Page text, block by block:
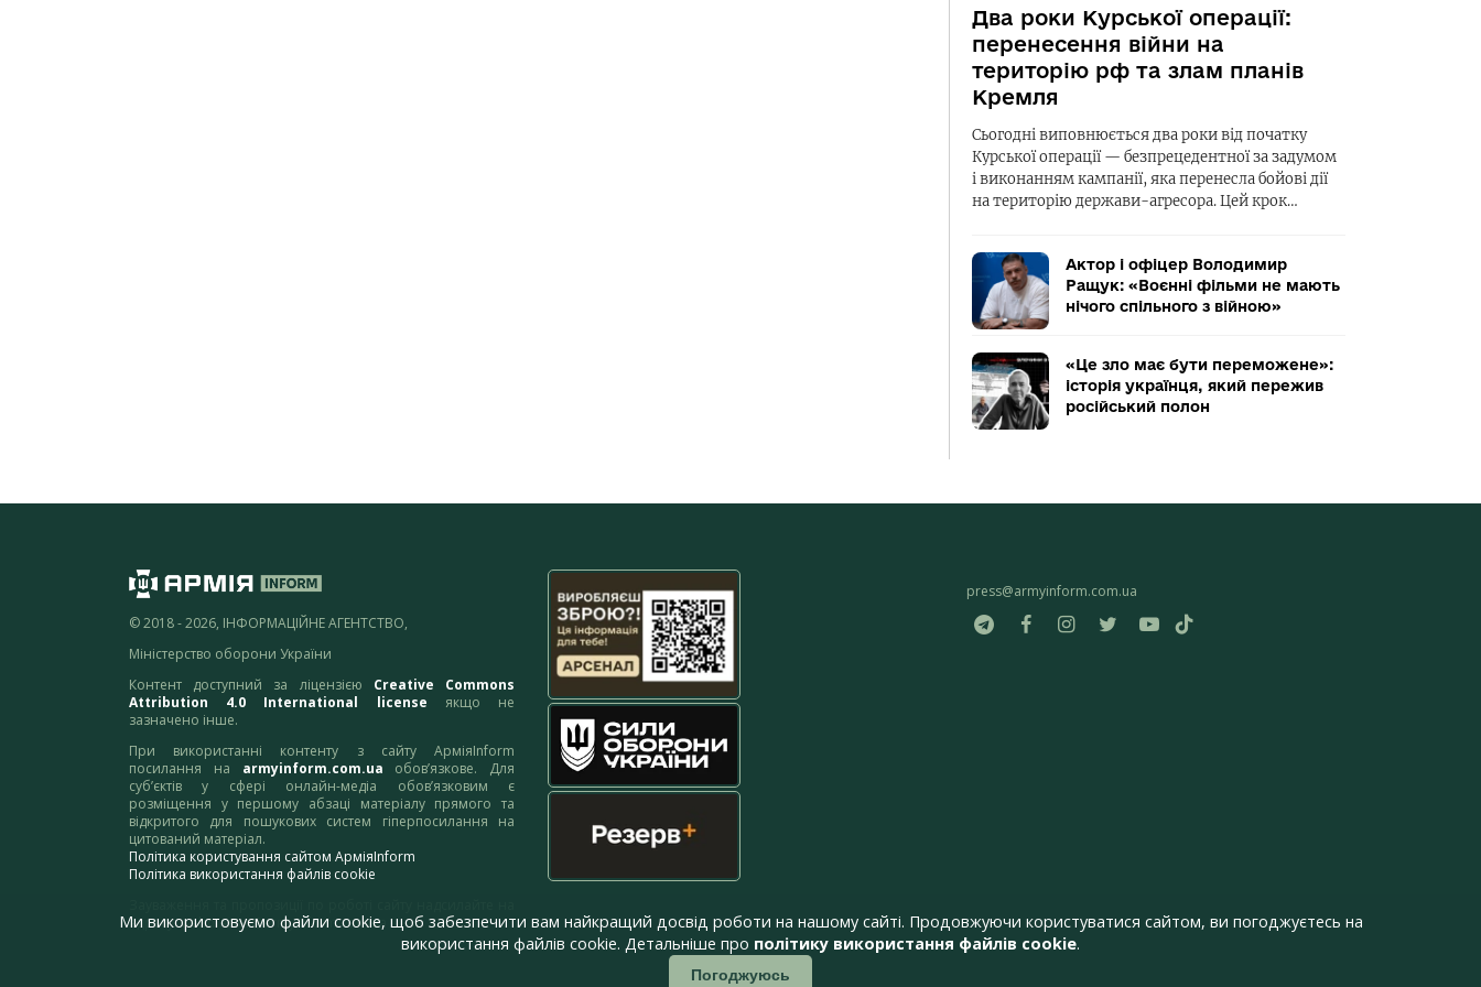
Два роки Курської операції:
перенесення війни на
територію рф та злам планів
Кремля
Сьогодні виповнюється два роки від початку
Курської операції — безпрецедентної за задумом
і виконанням кампанії, яка перенесла бойові дії
на територію держави-агресора. Цей крок…
Актор і офіцер Володимир
Ращук: «Воєнні фільми не мають
нічого спільного з війною»
«Це зло має бути переможене»:
історія українця, який пережив
російський полон
© 2018 - 2026, ІНФОРМАЦІЙНЕ АГЕНТСТВО,
Міністерство оборони України
Контент доступний за ліцензією Creative Commons
Attribution 4.0 International license якщо не
зазначено інше.
При використанні контенту з сайту АрміяInform
посилання на armyinform.com.ua обов’язкове. Для
суб’єктів у сфері онлайн-медіа обов’язковим є
розміщення у першому абзаці матеріалу прямого та
відкритого для пошукових систем гіперпосилання на
цитований матеріал.
Політика користування сайтом АрміяInform
Політика використання файлів cookie
адресу:webmaster@armyinform.com.ua
press@armyinform.com.ua
Ми використовуємо файли cookie, щоб забезпечити вам найкращий досвід роботи на нашому сайті. Продовжуючи користуватися сайтом, ви погоджуєтесь на
використання файлів cookie. Детальніше про політику використання файлів cookie.
Погоджуюсь